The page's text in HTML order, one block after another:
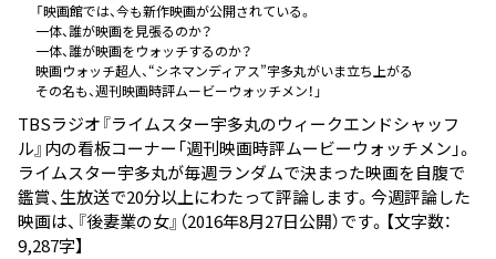
「映画館では、今も新作映画が公開されている。
一体、誰が映画を見張るのか？
一体、誰が映画をウォッチするのか？
映画ウォッチ超人、“シネマンディアス”宇多丸がいま立ち上がる――
その名も、週刊映画時評ムービーウォッチメン！」
TBSラジオ『ライムスター宇多丸のウィークエンドシャッフ
ル』内の看板コーナー「週刊映画時評ムービーウォッチメン」。
ライムスター宇多丸が毎週ランダムで決まった映画を自腹で
鑑賞、生放送で20分以上にわたって評論します。今週評論した
映画は、 『後妻業の女』 （2016年8月27日公開）です。【文字数：
9,287字】